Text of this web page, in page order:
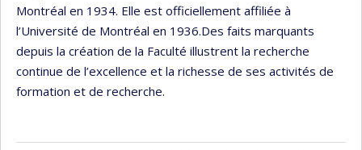
Montréal en 1934. Elle est officiellement affiliée à
l’Université de Montréal en 1936.Des faits marquants
depuis la création de la Faculté illustrent la recherche
continue de l’excellence et la richesse de ses activités de
formation et de recherche.